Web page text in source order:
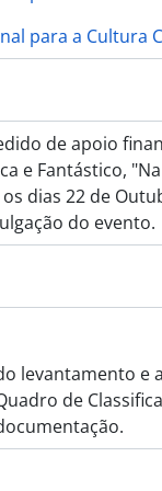
de
… Vem Descobrir
at work: an
Science
- "O Século
Natureza' 99,
Científica em
OBSERVA
on
de Minerais,
- Escola
- La dinamica
a História
Comunista
Jovens e a
na Festa do
- Museu
para a Cultura
de apoio
e Fantástico,
dias 22 de
do evento.
levantamento e
de